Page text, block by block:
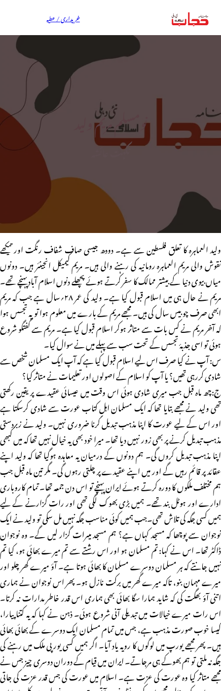
خریداری / عطیہ
نومسلم مریم ولید
نکہت عائشہ
ولید العماہرہ کا تعلق فلسطین سے ہے۔ دودھ جیسی صاف شفاف رنگت اور تیکھے
نقوش والی مریم العماہرہ رومانیہ کی رہنے والی ہیں۔ مریم کیمیکل انجینئر ہیں۔ دونوں
میاں بیوی دنیا کے بیشتر ممالک کا سفر کرتے ہوئے پچھلے دنوں اسلام آباد پہنچے تھے۔
مریم نے حال ہی میں اسلام قبول کیا ہے۔ ولید کی عمر ۲۸؍سال ہے جب کہ مریم
ابھی صرف چوبیس سال کی ہیں۔ مجھے مریم کے بارے میں معلوم ہوا تو یہ تجسس ہوا
کہ آخر مریم نے کس بات سے متاثر ہوکر اسلام قبول کیا ہے۔ مریم سے گفتگو شروع
ہوئی تو اسی جذبۂ تجسس کے تحت سب سے پہلے میں نے سوال کیا۔
س: آپ نے کیا صرف اس لیے اسلام قبول کیا ہے کہ آپ ایک مسلمان شخص سے
شادی کررہی تھیں؟ یا آپ کو اسلام کے اصولوں اور تعلیمات نے متاثر کیا؟
ج:چھ ماہ قبل جب میری شادی ہوئی اس وقت میں عیسائی عقیدے پر یقین رکھتی
تھی ولید نے مجھے بتایا تھا کہ ایک مسلمان اہلِ کتاب عورت سے شادی کرسکتا ہے
اور اس کے لیے عورت کا اپنا مذہب تبدیل کرنا ضروری نہیں۔ ولید نے زبردستی
مذہب تبدیل کرنے پر بھی زور نہیں دیا تھا۔ میرا خود بھی یہ خیال نہیں تھا کہ میں کبھی
اپنا مذہب تبدیل کروں گی۔ ہم دونوں کے درمیان یہ معاہدہ ہوگیا تھا کہ ولید اپنے
عقائد پر قائم رہیں گے اور میں اپنے عقیدے پر چلتی رہوں گی۔ مگر تین ماہ قبل جب
ہم مختلف ملکوں کا دورہ کرتے ہوئے ایران پہنچے تو اس دن جمعہ تھا۔ تمام کاروباری
ادارے اور ہوٹل بند تھے۔ ہمیں بڑی بھوک لگی تھی اور رات گزارنے کے لیے
ہمیں کسی جگہ کی تلاش تھی۔جب ہمیں کوئی مناسب جگہ نہیں مل سکی تو ولید نے ایک
نوجوان سے پوچھا کہ مسجد کہاں ہے؟ ہم مسجد میںرات گزار لیں گے۔ وہ نوجوان
ڈاکٹر تھا۔ اس نے کہا: تم مسلمان ہو اور اس رشتے سے تم میرے بھائی ہو، کیا تم
نہیں جانتے کہ ہر مسلمان دوسرے مسلمان کا بھائی ہوتا ہے۔ آؤ میرے گھر چلو اور
میرے مہمان بنو، تاکہ میرے گھر میں برکت نازل ہو۔ پھر اس نوجوان نے ہماری
اتنی آؤ بھگت کی کہ شاید ہمارا سگا بھائی بھی ہماری اس قدر خاطر مدارات نہ کرتا۔
اس رات میرے خیالات میں تبدیلی آنی شروع ہوئی۔ ذہن نے کہا کہ یہ کتنا پیارا،
کیسا خوب صورت مذہب ہے، جس میں تمام مسلمان ایک دوسرے کے بھائی بھائی
ہیں۔ پھر مجھے یورپ میں لوگوں کا رویہ یاد آیا۔ اگر ہمیں کسی یورپی ملک میں رہنے کی
جگہ نہ ملتی تو ہم بھوکے ہی مرجاتے۔ ایران میں قیام کے دوران دوسری چیز جس نے
مجھے متاثر کیا وہ عورت کی عزت ہے۔ اسلام میں عورت کی جس قدر عزت کی جاتی